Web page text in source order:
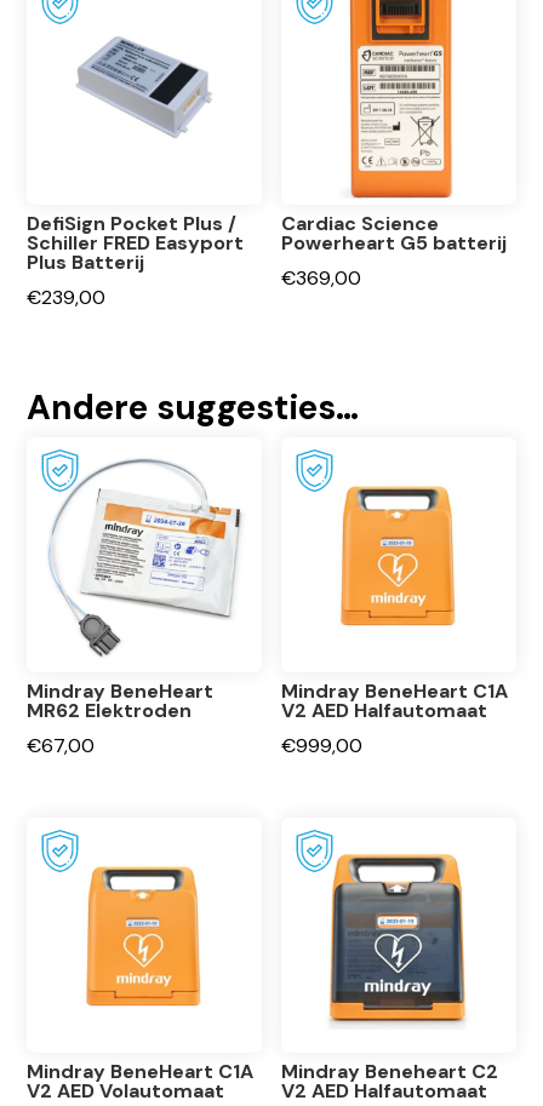
DefiSign Pocket Plus /
Schiller FRED Easyport
Plus Batterij
€239,00
Cardiac Science
Powerheart G5 batterij
€369,00
Andere suggesties…
Mindray BeneHeart
MR62 Elektroden
€67,00
Mindray BeneHeart C1A
V2 AED Halfautomaat
€999,00
Mindray BeneHeart C1A
V2 AED Volautomaat
Mindray Beneheart C2
V2 AED Halfautomaat